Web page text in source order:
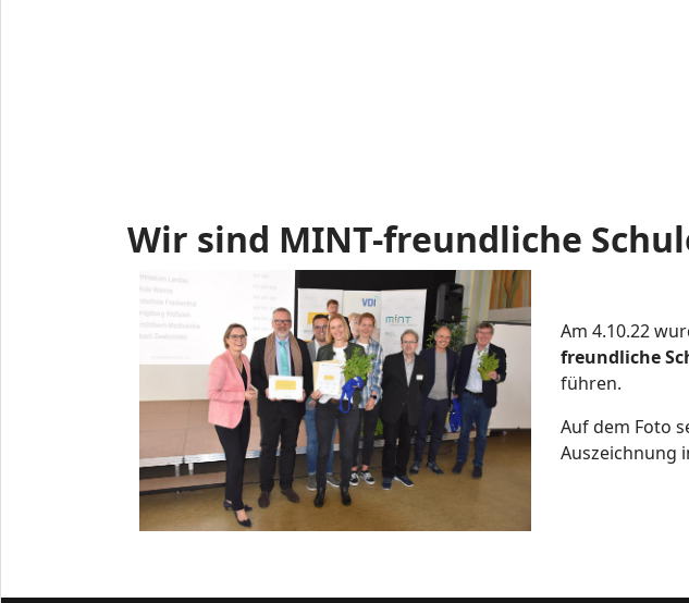
Wir sind MINT-freundliche
Am 4.10.22
freundliche
führen.
Auf dem Foto
Auszeichnung